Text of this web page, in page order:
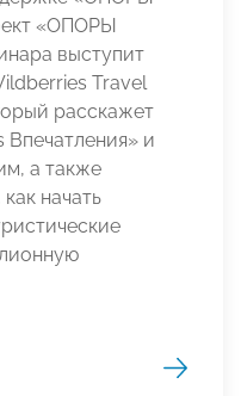
«ОПОРЫ
выступит
Travel
расскажет
Впечатления» и
а также
начать